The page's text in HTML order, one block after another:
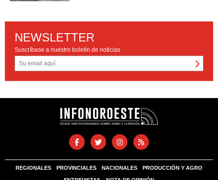
NEWSLETTER
Suscríbase a nuestro boletín de noticias
REGIONALES PROVINCIALES NACIONALES PRODUCCIÓN Y AGRO